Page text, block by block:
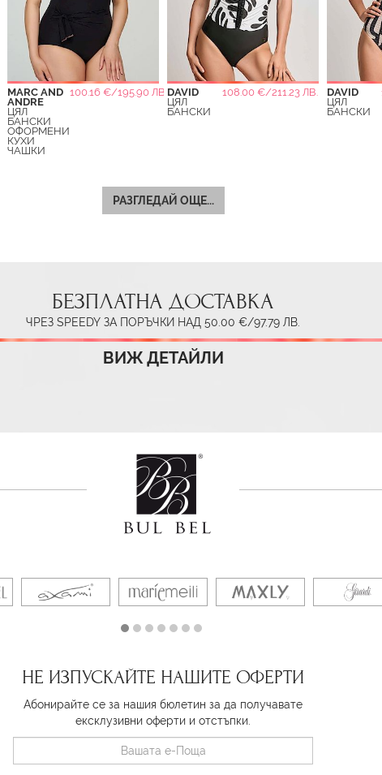
MARC AND
ANDRE
100.16 €/195.90 ЛВ.
ЦЯЛ
БАНСКИ
ОФОРМЕНИ
КУХИ
ЧАШКИ
DAVID
108.00 €/211.23 ЛВ.
ЦЯЛ
БАНСКИ
DAVID
ЦЯЛ
БАНСКИ
РАЗГЛЕДАЙ ОЩЕ...
БЕЗПЛАТНА ДОСТАВКА
ЧРЕЗ SPEEDY ЗА ПОРЪЧКИ НАД 50.00 €/97.79 ЛВ.
ВИЖ ДЕТАЙЛИ
НЕ ИЗПУСКАЙТЕ НАШИТЕ ОФЕРТИ
Абонирайте се за нашия бюлетин за да получавате
ексклузивни оферти и отстъпки.